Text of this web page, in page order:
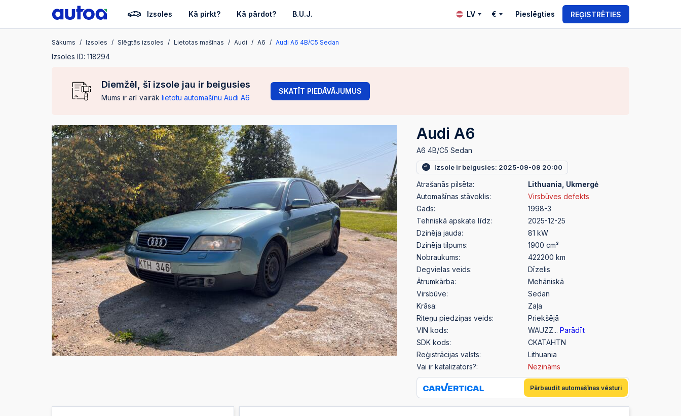
Izsoles Kā pirkt? Kā pārdot? B.U.J. LV € Pieslēgties REĢISTRĒTIES
Sākums Izsoles Slēgtās izsoles Lietotas mašīnas Audi A6 Audi A6 4B/C5 Sedan
Izsoles ID: 118294
Diemžēl, šī izsole jau ir beigusies
Mums ir arī vairāk lietotu automašīnu Audi A6
SKATĪT PIEDĀVĀJUMUS
Audi A6
A6 4B/C5 Sedan
Izsole ir beigusies: 2025-09-09 20:00
Atrašanās pilsēta:
Lithuania, Ukmergė
Automašīnas stāvoklis:
Virsbūves defekts
Gads:
1998-3
Tehniskā apskate līdz:
2025-12-25
Dzinēja jauda:
81 kW
Dzinēja tilpums:
1900 cm³
Nobraukums:
422200 km
Degvielas veids:
Dīzelis
Ātrumkārba:
Mehāniskā
Virsbūve:
Sedan
Krāsa:
Zaļa
Riteņu piedziņas veids:
Priekšējā
VIN kods:
WAUZZ... Parādīt
SDK kods:
CKATAHTN
Reģistrācijas valsts:
Lithuania
Vai ir katalizators?:
Nezināms
Pārbaudīt automašīnas vēsturi